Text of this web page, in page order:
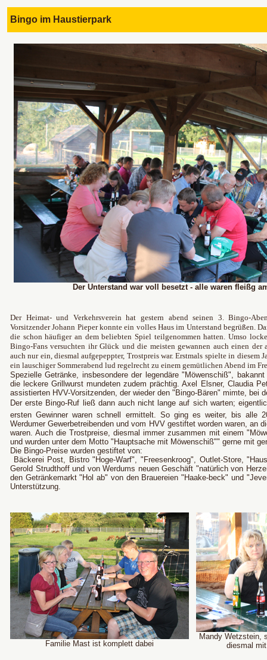
Bingo im Haustierpark
Der Unterstand war voll besetzt - alle waren fleißg
Der Heimat- und Verkehrsverein hat gestern abend seinen 3. Bingo-
Vorsitzender Johann Pieper konnte ein volles Haus im Unterstand begrüßen.
die schon häufiger an dem beliebten Spiel teilgenommen hatten. Umso
Bingo-Fans versuchten ihr Glück und die meisten gewannen auch einen der
auch nur ein, diesmal aufgepeppter, Trostpreis war. Erstmals spielte in diesem
ein lauschiger Sommerabend lud regelrecht zu einem gemütlichen Abend im
Spezielle Getränke, insbesondere der legendäre "Möwenschiß",
die leckere Grillwurst mundeten zudem prächtig. Axel Elsner, Claudia
assistierten HVV-Vorsitzenden, der wieder den "Bingo-Bären" mimte, bei
Der erste Bingo-Ruf ließ dann auch nicht lange auf sich warten;
ersten Gewinner waren schnell ermittelt. So ging es weiter, bis alle
Werdumer Gewerbetreibenden und vom HVV gestiftet worden waren, an
waren. Auch die Trostpreise, diesmal immer zusammen mit einem
und wurden unter dem Motto "Hauptsache mit Möwenschiß"" gerne mit
Die Bingo-Preise wurden gestiftet von:
Bäckerei Post, Bistro "Hoge-Warf", "Freesenkroog", Outlet-Store,
Gerold Strudthoff und von Werdums neuen Geschäft "natürlich von
den Getränkemarkt "Hol ab" von den Brauereien "Haake-beck" und
Unterstützung.
Familie Mast ist komplett dabei
Mandy Wetzstein,
diesmal